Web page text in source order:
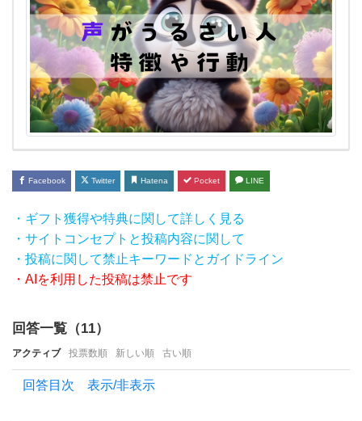
徴を
教え
て
く
だ
さ
い！
色々
な
タ
イ
プ
の女
の人
は
い
Facebook Twitter Hatena Pocket LINE
・ギフト獲得や特典に関して詳しく見る
・サイトコンセプトと投稿内容に関して
・投稿に関して禁止キーワードとガイドライン
・AIを利用した投稿は禁止です
回答一覧（11）
アクティブ 投票数順 新しい順 古い順
回答目次 表示/非表示